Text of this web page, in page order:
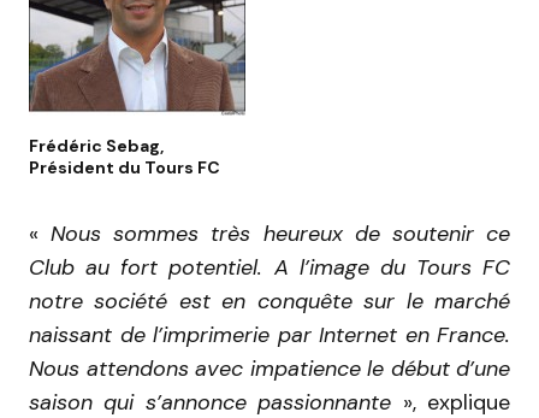
Frédéric Sebag,
Président du Tours FC
«Nous sommes très heureux de soutenir ce
Club au fort potentiel. A l’image du Tours FC
notre société est en conquête sur le marché
naissant de l’imprimerie par Internet en France.
Nous attendons avec impatience le début d’une
saison qui s’annonce passionnante », explique